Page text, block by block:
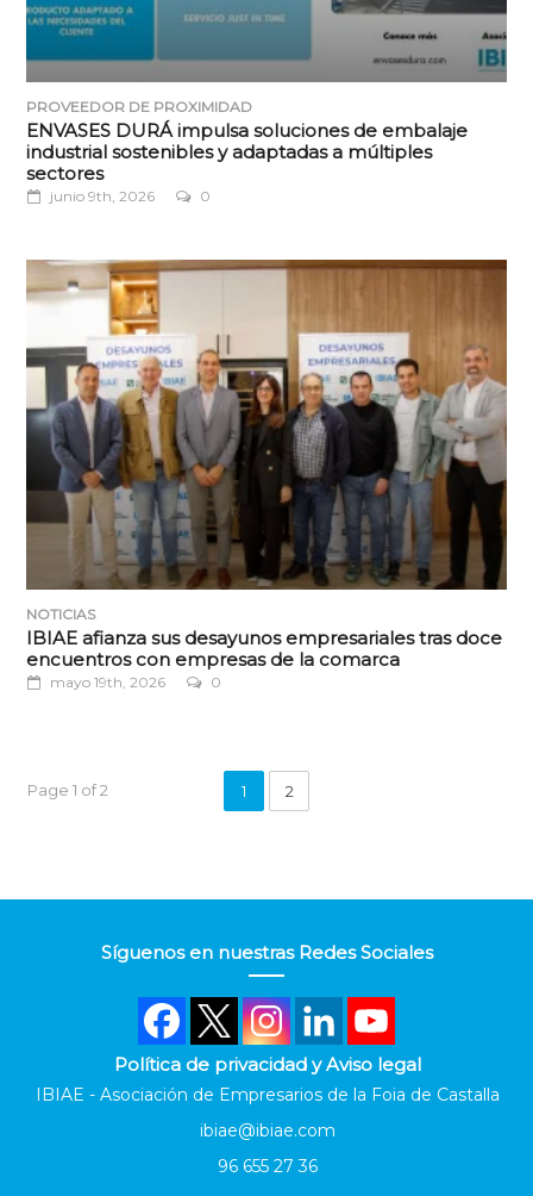
PROVEEDOR DE PROXIMIDAD
ENVASES DURÁ impulsa soluciones de embalaje
industrial sostenibles y adaptadas a múltiples
sectores
junio 9th, 2026 0
NOTICIAS
IBIAE afianza sus desayunos empresariales tras doce
encuentros con empresas de la comarca
mayo 19th, 2026 0
Page 1 of 2 1 2
Síguenos en nuestras Redes Sociales
Política de privacidad y Aviso legal
IBIAE - Asociación de Empresarios de la Foia de Castalla
ibiae@ibiae.com
96 655 27 36